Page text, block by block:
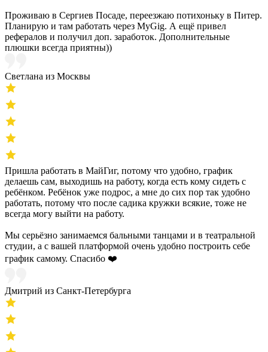
Проживаю в Сергиев Посаде, переезжаю потихоньку в Питер.
Планирую и там работать через MyGig. А ещё привел
рефералов и получил доп. заработок. Дополнительные
плюшки всегда приятны))
Светлана из Москвы
Пришла работать в МайГиг, потому что удобно, график
делаешь сам, выходишь на работу, когда есть кому сидеть с
ребёнком. Ребёнок уже подрос, а мне до сих пор так удобно
работать, потому что после садика кружки всякие, тоже не
всегда могу выйти на работу.
Мы серьёзно занимаемся бальными танцами и в театральной
студии, а с вашей платформой очень удобно построить себе
график самому. Спасибо ❤️
Дмитрий из Санкт-Петербурга